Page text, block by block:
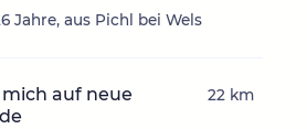
Jahre, aus Pichl bei Wels
mich auf neue
22 km